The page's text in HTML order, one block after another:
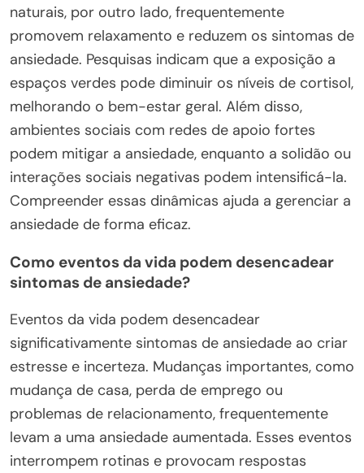
naturais, por outro lado, frequentemente
promovem relaxamento e reduzem os sintomas de
ansiedade. Pesquisas indicam que a exposição a
espaços verdes pode diminuir os níveis de cortisol,
melhorando o bem-estar geral. Além disso,
ambientes sociais com redes de apoio fortes
podem mitigar a ansiedade, enquanto a solidão ou
interações sociais negativas podem intensificá-la.
Compreender essas dinâmicas ajuda a gerenciar a
ansiedade de forma eficaz.
Como eventos da vida podem desencadear
sintomas de ansiedade?
Eventos da vida podem desencadear
significativamente sintomas de ansiedade ao criar
estresse e incerteza. Mudanças importantes, como
mudança de casa, perda de emprego ou
problemas de relacionamento, frequentemente
levam a uma ansiedade aumentada. Esses eventos
interrompem rotinas e provocam respostas